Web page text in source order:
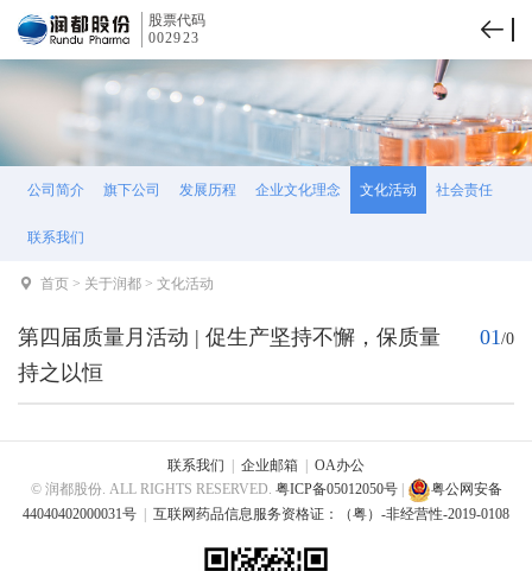
股票代码
002923
公司简介 旗下公司 发展历程 企业文化理念 文化活动 社会责任
联系我们
首页 > 关于润都 > 文化活动
第四届质量月活动 | 促生产坚持不懈，保质量
持之以恒
01 /0
联系我们 | 企业邮箱 | OA办公
© 润都股份. ALL RIGHTS RESERVED. 粤ICP备05012050号|
粤公网安备
44040402000031号 | 互联网药品信息服务资格证：（粤）-非经营性-2019-0108